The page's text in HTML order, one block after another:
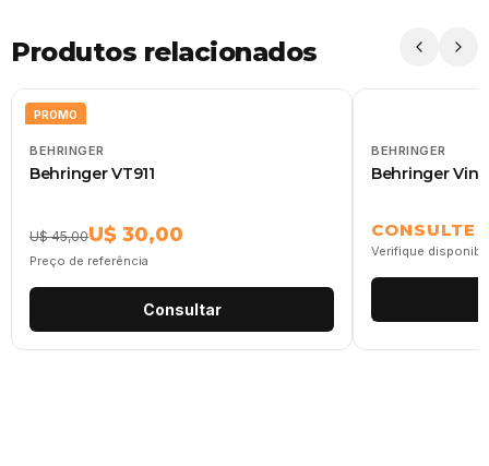
Produtos relacionados
PROMO
BEHRINGER
Behringer VT911
U$ 45,00U$ 30,00
Preço de referência
Consultar
BEHRINGER
Behringer
CONSULTE
Verifique